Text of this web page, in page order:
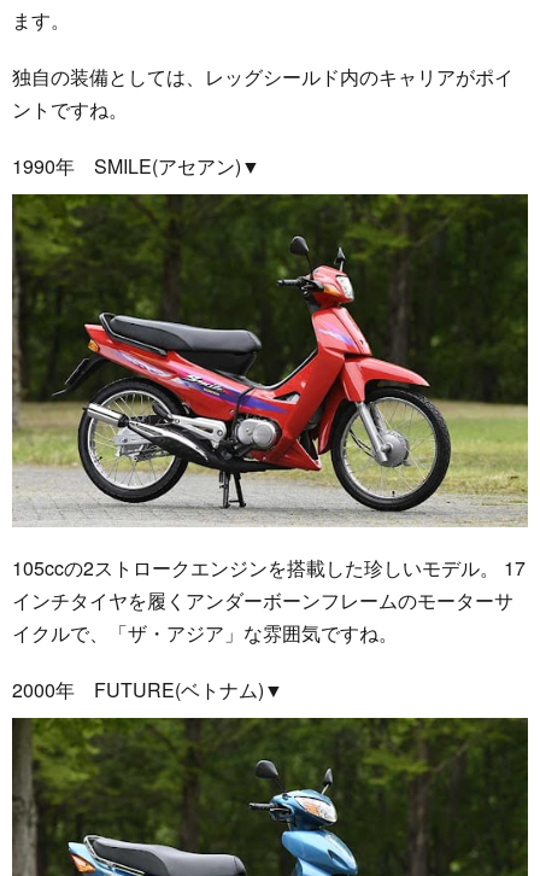
ます。
独自の装備としては、レッグシールド内のキャリアがポイ
ントですね。
1990年 SMILE(アセアン)▼
105ccの2ストロークエンジンを搭載した珍しいモデル。 17
インチタイヤを履くアンダーボーンフレームのモーターサ
イクルで、「ザ・アジア」な雰囲気ですね。
2000年 FUTURE(ベトナム)▼